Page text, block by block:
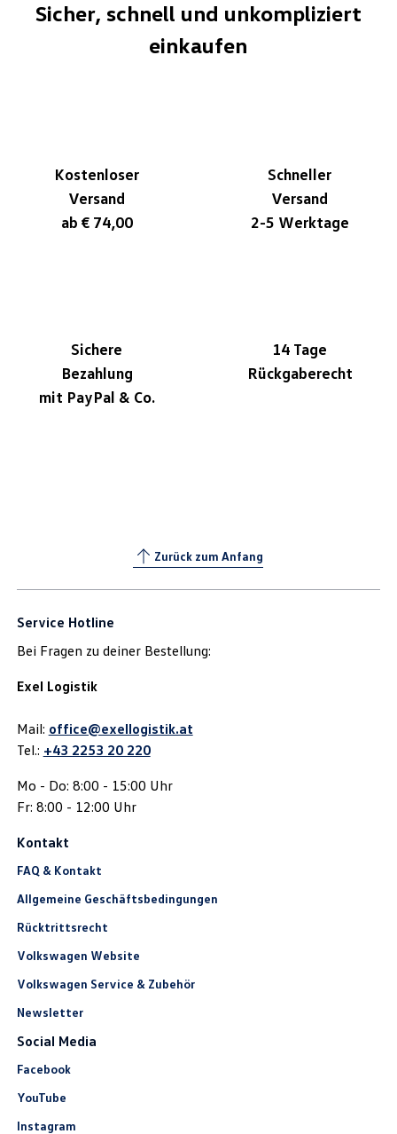
Sicher, schnell und unkompliziert
einkaufen
Kostenloser
Versand
ab € 74,00
Schneller
Versand
2-5 Werktage
Sichere
Bezahlung
mit PayPal & Co.
14 Tage
Rückgaberecht
Zurück zum Anfang
Service Hotline
Bei Fragen zu deiner Bestellung:
Exel Logistik
Mail: office@exellogistik.at
Tel.: +43 2253 20 220
Mo - Do: 8:00 - 15:00 Uhr
Fr: 8:00 - 12:00 Uhr
Kontakt
FAQ & Kontakt
Allgemeine Geschäftsbedingungen
Rücktrittsrecht
Volkswagen Website
Volkswagen Service & Zubehör
Newsletter
Social Media
Facebook
YouTube
Instagram